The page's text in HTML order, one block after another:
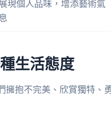
現個人品味，增添藝術氣
生活態度
擁抱不完美、欣賞獨特、